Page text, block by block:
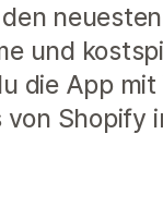
und
die App
Shopify